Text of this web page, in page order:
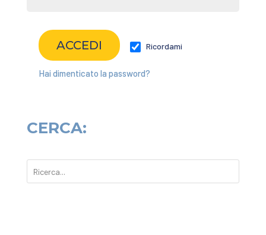
Ricordami
Hai dimenticato la password?
CERCA: